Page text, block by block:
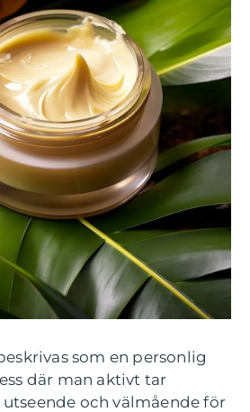
som en personlig
där man aktivt tar
och välmående för